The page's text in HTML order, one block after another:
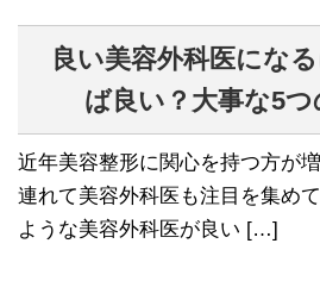
良い美容外科医にな
ば良い？大事な5つ
近年美容整形に関心を持つ方が
連れて美容外科医も注目を集め
ような美容外科医が良い […]